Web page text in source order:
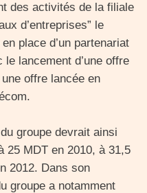
des activités de la filiale
d’entreprises” le
place d’un partenariat
lancement d’une offre
offre lancée en
groupe devrait ainsi
25 MDT en 2010, à 31,5
2012. Dans son
groupe a notamment